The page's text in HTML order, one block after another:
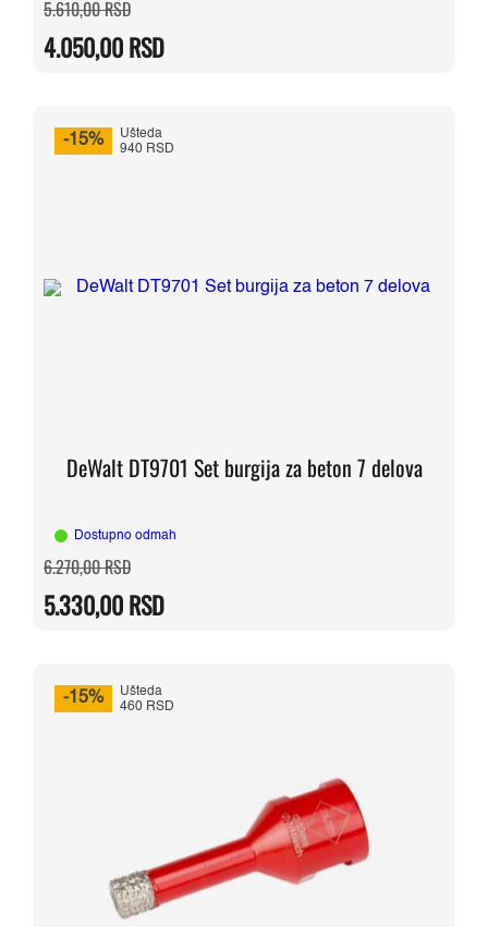
5.610,00RSDcena
bila:
5.610,00 RSD.
4.050,00RSD
cena
4.050,00 RSD.
-15%
Ušteda
940 RSD
DeWalt DT9701 Set burgija za beton 7 delova
Dostupno odmah
6.270,00RSDOriginalna
cena
bila:
6.270,00 RSD.
5.330,00RSD
Trenutna
cena
5.330,00 RSD.
-15%
Ušteda
460 RSD